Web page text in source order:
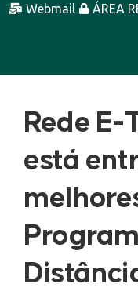
Webmail ÁREA
Rede E-
está